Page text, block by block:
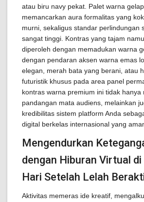
atau biru navy pekat. Palet warna
memancarkan aura formalitas yang
murni, sekaligus standar perlindungan
sangat tinggi. Kontras yang tajam
diperoleh dengan memadukan warna
dengan pendaran aksen warna emas
elegan, merah bata yang berani, atau
futuristik khusus pada area panel
kontras warna premium ini tidak hanya
pandangan mata audiens, melainkan
kredibilitas sistem platform Anda
digital berkelas internasional yang
Mengendurkan
dengan Hiburan Virtual
Hari Setelah Lelah
Aktivitas memeras ide kreatif,